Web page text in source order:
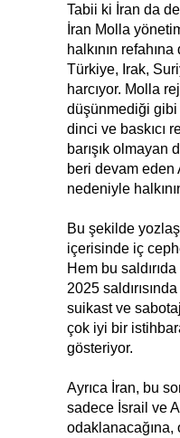
Tabii ki İran da
İran Molla
halkının
Türkiye, Irak,
harcıyor. Molla
düşünmediği
dinci ve baskıcı
barışık olmayan
beri devam eden
nedeniyle
Bu şekilde
içerisinde iç
Hem bu
2025
suikast ve
çok iyi bir
gösteriyor.
Ayrıca İran, bu
sadece İsrail ve